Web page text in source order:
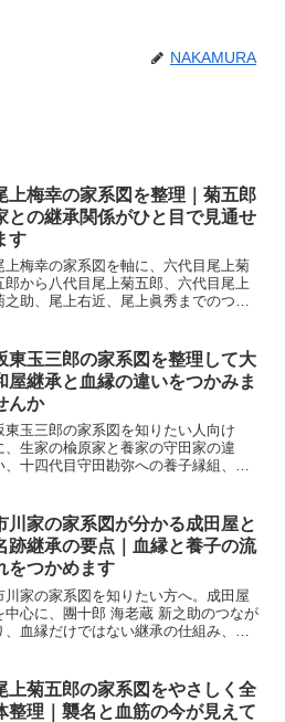
NAKAMURA
上梅幸の家系図を整理｜菊五郎
との継承関係がひと目で見通せ
す
上梅幸の家系図を軸に、六代目尾上菊
郎から八代目尾上菊五郎、六代目尾上
之助、尾上右近、尾上眞秀までのつな
見どころまで順番に分かります。
東玉三郎の家系図を整理して大
屋継承と血縁の違いをつかみま
んか
東玉三郎の家系図を知りたい人向け
、生家の楡原家と養家の守田家の違
、十四代目守田勘弥への養子縁組、大
すい実家と養家の見分け方や、家系図
どの線を重視すべきかも分かります。
川家の家系図が分かる成田屋と
跡継承の要点｜血縁と養子の流
をつかめます
川家の家系図を知りたい方へ。成田屋
中心に、團十郎 海老蔵 新之助のつなが
、血縁だけではない継承の仕組み、壽
違いがひと目でつかめるようにまとめ
内容です。
上菊五郎の家系図をやさしく全
整理｜襲名と血筋の今が見えて